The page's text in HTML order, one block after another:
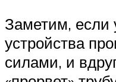
Заметим, если
устройства
силами, и